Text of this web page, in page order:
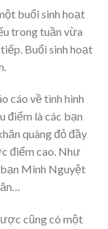
buổi sinh hoạt
trong tuần vừa
Buổi sinh hoạt
cáo về tình hình
điểm là các bạn
quàng đỏ đầy
điểm cao. Như
Minh Nguyệt
cũng có một